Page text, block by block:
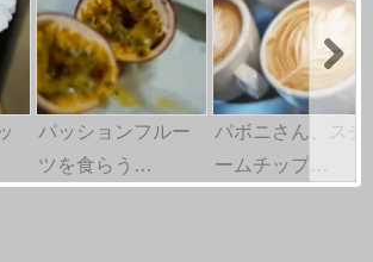
パッションフルー
ツを食らう…
パボニさん、スチ
ームチップ…